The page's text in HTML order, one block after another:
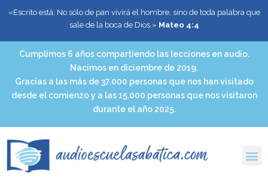
«Escrito está: No sólo de pan vivirá el hombre, sino de toda palabra que
sale de la boca de Dios.» Mateo 4:4
Cumplimos 6 años compartiendo las lecciones en audio.
Nacimos en diciembre de 2019.
Gracias a las más de 37.000 personas que nos han visitado
desde el comienzo y a las 15.000 personas que nos visitaron
durante el año 2025.